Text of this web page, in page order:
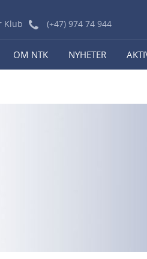
Klub (+47) 974 74 944
OM NTK NYHETER